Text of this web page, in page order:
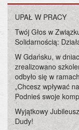
UPAŁ W PRACY
Twój Głos w
Solidarnością:
W Gdańsku, w
zrealizowano
odbyło się w
„Chcesz wpływać
Podnieś swoje
Wyjątkowy
Dudy!